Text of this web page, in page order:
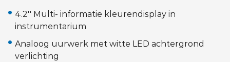
4.2'' Multi- informatie kleurendisplay in
instrumentarium
Analoog uurwerk met witte LED achtergrond
verlichting